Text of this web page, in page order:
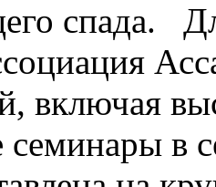
спада.
включая
семинары в